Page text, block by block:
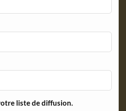
liste de diffusion.